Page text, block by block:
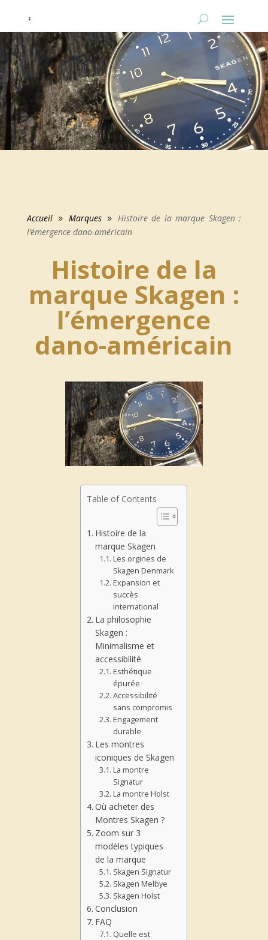
Accueil 9 Marques 9
Histoire de la marque Skagen :
l’émergence dano-américain
Histoire de la
marque Skagen :
l’émergence
dano-américain
Table of Contents
Histoire de la
marque Skagen
Les orgines de
Skagen Denmark
Expansion et
succès
international
La philosophie
Skagen :
Minimalisme et
accessibilité
Esthétique
épurée
Accessibilité
sans compromis
Engagement
durable
Les montres
iconiques de Skagen
La montre
Signatur
La montre Holst
Où acheter des
Montres Skagen ?
Zoom sur 3
modèles typiques
de la marque
Skagen Signatur
Skagen Melbye
Skagen Holst
Conclusion
FAQ
Quelle est